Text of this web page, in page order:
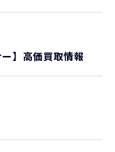
】高価買取情報